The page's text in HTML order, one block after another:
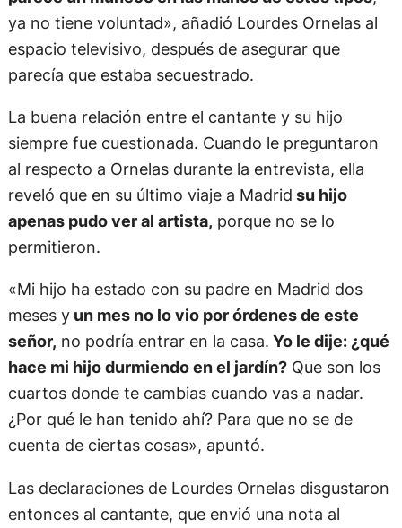
ya no tiene voluntad», añadió Lourdes Ornelas al
espacio televisivo, después de asegurar que
parecía que estaba secuestrado.
La buena relación entre el cantante y su hijo
siempre fue cuestionada. Cuando le preguntaron
al respecto a Ornelas durante la entrevista, ella
reveló que en su último viaje a Madrid su hijo
apenas pudo ver al artista, porque no se lo
permitieron.
«Mi hijo ha estado con su padre en Madrid dos
meses yun mes no lo vio por órdenes de este
señor, no podría entrar en la casa. Yo le dije: ¿qué
hace mi hijo durmiendo en el jardín?Que son los
cuartos donde te cambias cuando vas a nadar.
¿Por qué le han tenido ahí? Para que no se de
cuenta de ciertas cosas», apuntó.
Las declaraciones de Lourdes Ornelas disgustaron
entonces al cantante, que envió una nota al